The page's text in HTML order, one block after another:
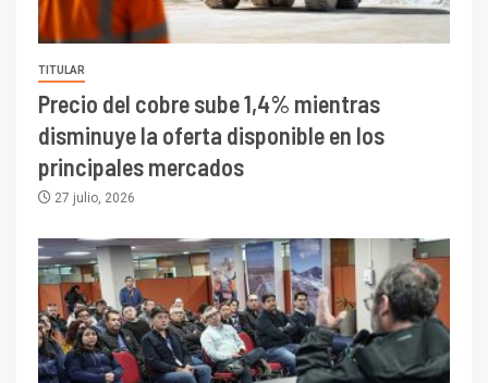
TITULAR
Precio del cobre sube 1,4% mientras
disminuye la oferta disponible en los
principales mercados
27 julio, 2026